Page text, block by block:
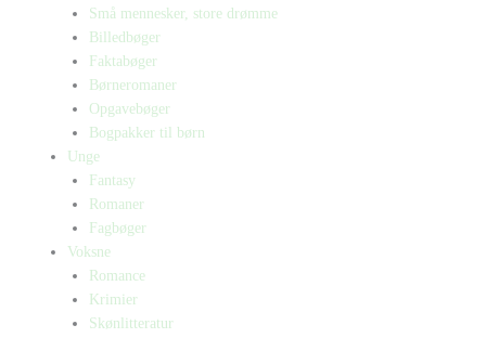
Små mennesker, store drømme
Billedbøger
Faktabøger
Børneromaner
Opgavebøger
Bogpakker til børn
Unge
Fantasy
Romaner
Fagbøger
Voksne
Romance
Krimier
Skønlitteratur